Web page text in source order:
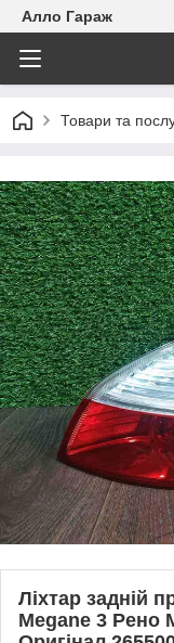
Алло Гараж
Товари та
Ліхтар задній
Megane 3 Рено